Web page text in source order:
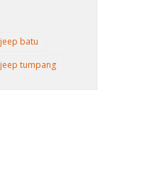
jeep batu
jeep tumpang